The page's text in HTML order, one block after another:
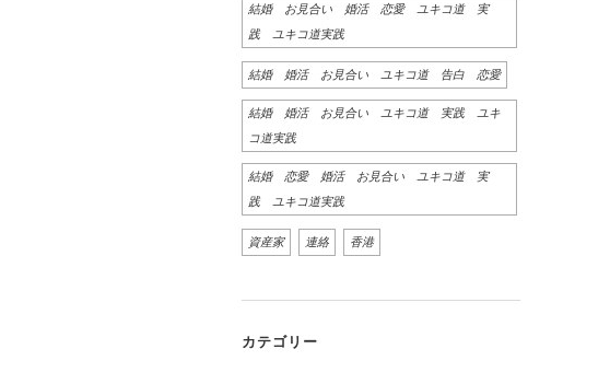
結婚 お見合い 婚活 恋愛 ユキコ道 実
践 ユキコ道実践
結婚 婚活 お見合い ユキコ道 告白 恋愛
結婚 婚活 お見合い ユキコ道 実践 ユキ
コ道実践
結婚 恋愛 婚活 お見合い ユキコ道 実
践 ユキコ道実践
資産家 連絡 香港
カテゴリー